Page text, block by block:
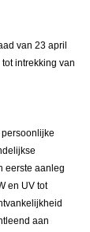
van 23 april
intrekking van
eerste aanleg
en UV tot
aan